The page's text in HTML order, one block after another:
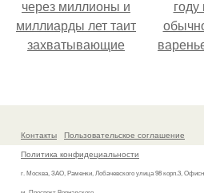
через миллионы и
миллиарды лет таит
захватывающие
Контакты
Пользовательское соглашение
Политика конфидециальности
г. Москва, ЗАО, Раменки, Лобачевского улица 98 корп.3,